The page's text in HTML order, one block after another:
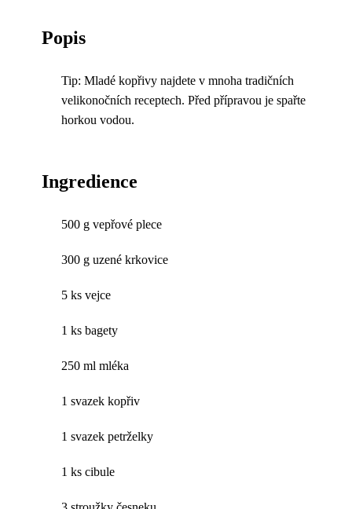
Popis
Tip: Mladé kopřivy najdete v mnoha tradičních
velikonočních receptech. Před přípravou je spařte
horkou vodou.
Ingredience
500 g vepřové plece
300 g uzené krkovice
5 ks vejce
1 ks bagety
250 ml mléka
1 svazek kopřiv
1 svazek petrželky
1 ks cibule